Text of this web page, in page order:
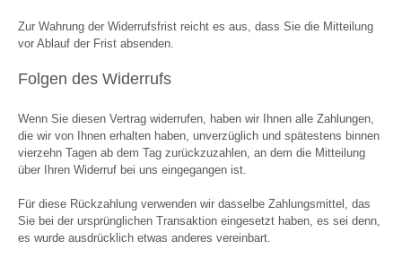
Zur Wahrung der Widerrufsfrist reicht es aus, dass Sie die Mitteilung
vor Ablauf der Frist absenden.
Folgen des Widerrufs
Wenn Sie diesen Vertrag widerrufen, haben wir Ihnen alle Zahlungen,
die wir von Ihnen erhalten haben, unverzüglich und spätestens binnen
vierzehn Tagen ab dem Tag zurückzuzahlen, an dem die Mitteilung
über Ihren Widerruf bei uns eingegangen ist.
Für diese Rückzahlung verwenden wir dasselbe Zahlungsmittel, das
Sie bei der ursprünglichen Transaktion eingesetzt haben, es sei denn,
es wurde ausdrücklich etwas anderes vereinbart.